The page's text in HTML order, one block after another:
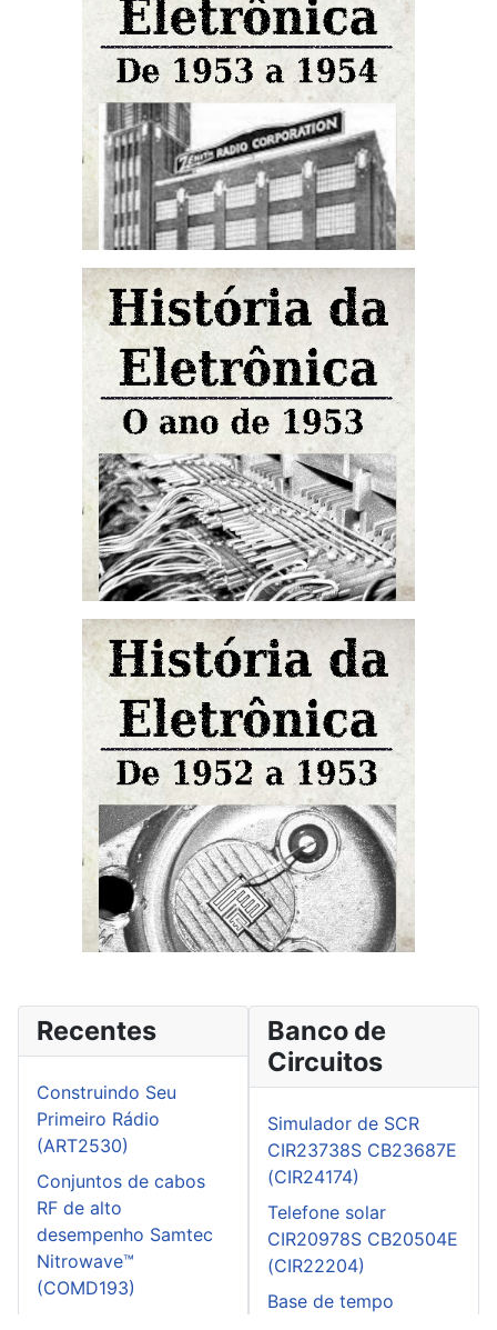
Recentes
Construindo Seu
Primeiro Rádio
(ART2530)
Conjuntos de cabos
RF de alto
desempenho Samtec
Nitrowave™
(COMD193)
Banco de
Circuitos
Simulador de SCR
CIR23738S CB23687E
(CIR24174)
Telefone solar
CIR20978S CB20504E
(CIR22204)
Base de tempo